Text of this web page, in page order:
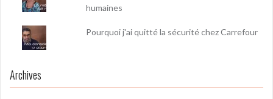
humaines
Pourquoi j'ai quitté la sécurité chez Carrefour
Archives